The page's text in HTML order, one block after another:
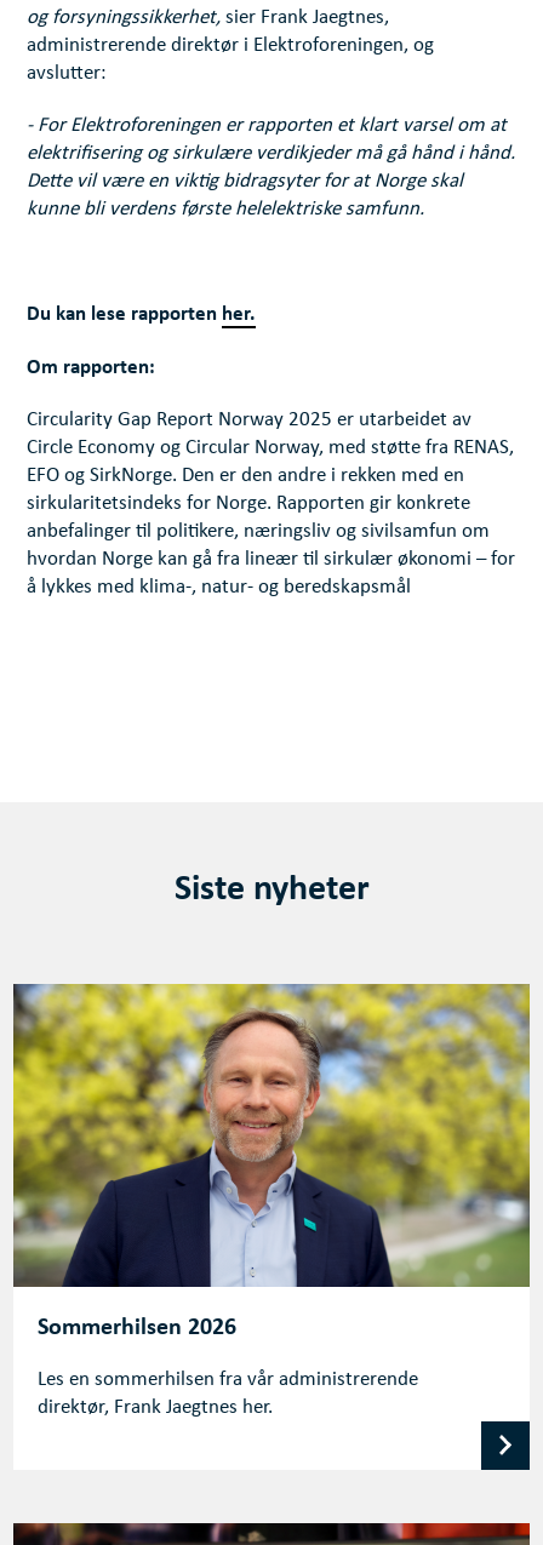
og forsyningssikkerhet,sier Frank Jaegtnes,
administrerende direktør i Elektroforeningen, og
avslutter:
- For Elektroforeningen er rapporten et klart varsel om at
elektrifisering og sirkulære verdikjeder må gå hånd i hånd.
Dette vil være en viktig bidragsyter for at Norge skal
kunne bli verdens første helelektriske samfunn.
Du kan lese rapporten her.
Om rapporten:
Circularity Gap Report Norway 2025 er utarbeidet av
Circle Economy og Circular Norway, med støtte fra RENAS,
EFO og SirkNorge. Den er den andre i rekken med en
sirkularitetsindeks for Norge. Rapporten gir konkrete
anbefalinger til politikere, næringsliv og sivilsamfun om
hvordan Norge kan gå fra lineær til sirkulær økonomi – for
å lykkes med klima-, natur- og beredskapsmål
Siste nyheter
Sommerhilsen 2026
Les en sommerhilsen fra vår administrerende
direktør, Frank Jaegtnes her.